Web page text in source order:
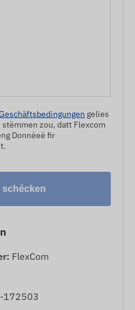
gelies
zou, datt Flexcom
Donnéeë fir
schécken
FlexCom
172503